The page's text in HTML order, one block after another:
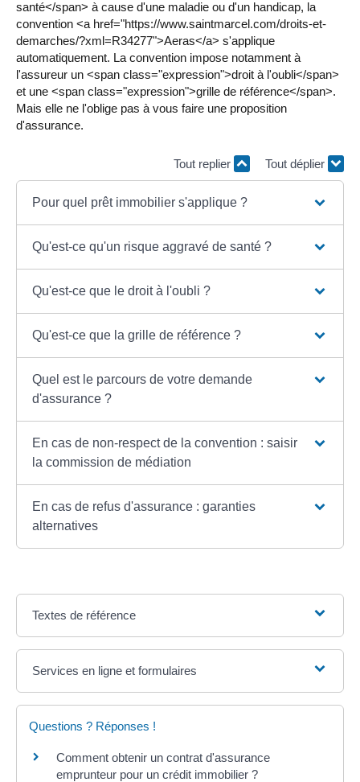
santé</span> à cause d'une maladie ou d'un handicap, la
convention <a href="https://www.saintmarcel.com/droits-et-
demarches/?xml=R34277">Aeras</a> s'applique
automatiquement. La convention impose notamment à
l'assureur un <span class="expression">droit à l'oubli</span>
et une <span class="expression">grille de référence</span>.
Mais elle ne l'oblige pas à vous faire une proposition
d'assurance.
Tout replier Tout déplier
Pour quel prêt immobilier s'applique ?
Qu'est-ce qu'un risque aggravé de santé ?
Qu'est-ce que le droit à l'oubli ?
Qu'est-ce que la grille de référence ?
Quel est le parcours de votre demande
d'assurance ?
En cas de non-respect de la convention : saisir
la commission de médiation
En cas de refus d'assurance : garanties
alternatives
Textes de référence
Services en ligne et formulaires
Questions ? Réponses !
Comment obtenir un contrat d'assurance
emprunteur pour un crédit immobilier ?